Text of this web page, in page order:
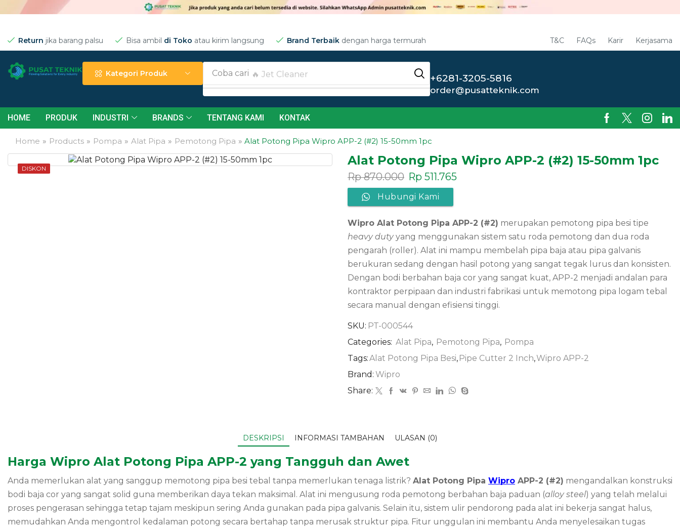
Return jika barang palsu Bisa ambil di Toko atau kirim langsung Brand Terbaik dengan harga termurah T&C FAQs Karir Kerjasama
Kategori Produk Coba cari 🔥 Jet Cleaner +6281-3205-5816
order@pusatteknik.com
HOME PRODUK INDUSTRI BRANDS TENTANG KAMI KONTAK
Home » Products » Pompa » Alat Pipa » Pemotong Pipa » Alat Potong Pipa Wipro APP-2 (#2) 15-50mm 1pc
DISKON
Alat Potong Pipa Wipro APP-2 (#2) 15-50mm 1pc
Rp870.000 Rp 511.765
Hubungi Kami
Wipro Alat Potong Pipa APP-2 (#2) merupakan pemotong pipa besi tipe
heavy dutyyang menggunakan sistem satu roda pemotong dan dua roda
pengarah (roller). Alat ini mampu membelah pipa baja atau pipa galvanis
berukuran sedang dengan hasil potong yang sangat tegak lurus dan konsisten.
Dengan bodi berbahan baja cor yang sangat kuat, APP-2 menjadi andalan para
kontraktor perpipaan dan industri fabrikasi untuk memotong pipa logam tebal
secara manual dengan efisiensi tinggi.
SKU: PT-000544
Categories: Alat Pipa, Pemotong Pipa, Pompa
Tags:Alat Potong Pipa Besi, Pipe Cutter 2 Inch,Wipro APP-2
Brand: Wipro
Share:
DESKRIPSI INFORMASI TAMBAHAN ULASAN (0)
Harga Wipro Alat Potong Pipa APP-2 yang Tangguh dan Awet
Anda memerlukan alat yang sanggup memotong pipa besi tebal tanpa memerlukan tenaga listrik? Alat Potong Pipa Wipro APP-2 (#2) mengandalkan konstruksi
bodi baja cor yang sangat solid guna memberikan daya tekan maksimal. Alat ini mengusung roda pemotong berbahan baja paduan (alloy steel) yang telah melalui
proses pengerasan sehingga tetap tajam meskipun sering Anda gunakan pada pipa galvanis. Selain itu, sistem ulir pendorong pada alat ini bekerja sangat halus,
memudahkan Anda mengontrol kedalaman potong secara bertahap tanpa merusak struktur pipa. Fitur unggulan ini membantu Anda menyelesaikan tugas